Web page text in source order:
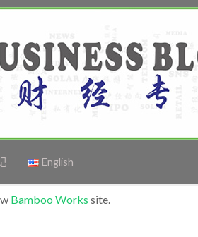
English
Bamboo Works site.